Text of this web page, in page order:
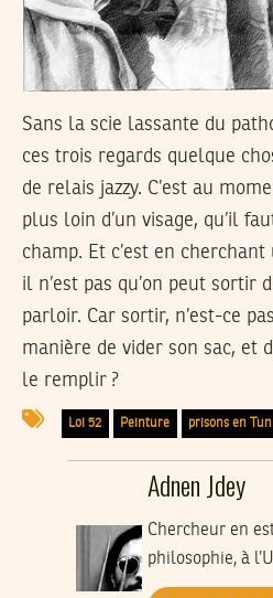
Sans la scie lassante du
ces trois regards quelque
de relais jazzy. C’est au
plus loin d’un visage, qu’il
champ. Et c’est en
il n’est pas qu’on peut sortir
parloir. Car sortir, n’est-ce
manière de vider son sac, et
le remplir ?
Loi 52 Peinture prisons en
Adnen Jdey
Chercheur en
philosophie, à